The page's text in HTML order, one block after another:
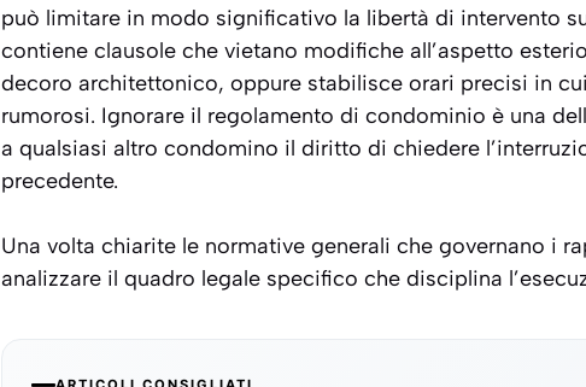
può limitare in modo significativo la libertà di intervento
contiene clausole che vietano modifiche all’aspetto
decoro architettonico, oppure stabilisce orari precisi in
rumorosi. Ignorare il regolamento di condominio è una
a qualsiasi altro condomino il diritto di chiedere
precedente.
Una volta chiarite le normative generali che governano i
analizzare il quadro legale specifico che disciplina